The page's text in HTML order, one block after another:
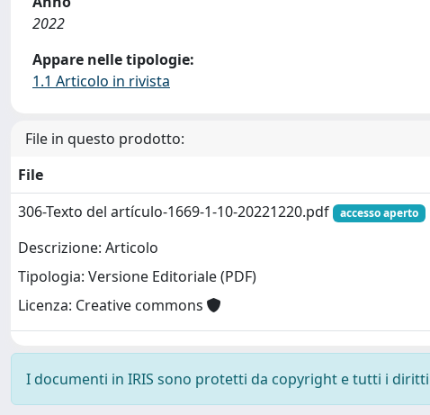
2022
Appare nelle tipologie:
1.1 Articolo in rivista
File in questo prodotto:
File
306-Texto del artículo-1669-1-10-20221220.pdf
accesso aperto
Descrizione: Articolo
Tipologia: Versione Editoriale (PDF)
Licenza: Creative commons
I documenti in IRIS sono protetti da copyright e tutti i